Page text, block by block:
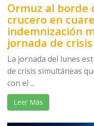
Ormuz al borde
crucero en
indemnización
jornada de
La jornada del lunes
de crisis simultáneas
con el ...
Leer Más